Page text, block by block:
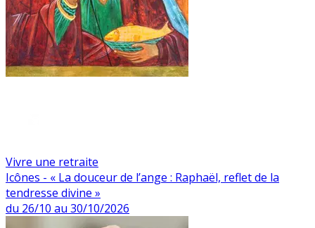
Vivre une retraite
Icônes - « La douceur de l’ange : Raphaël, reflet de la
tendresse divine »
du 26/10 au 30/10/2026